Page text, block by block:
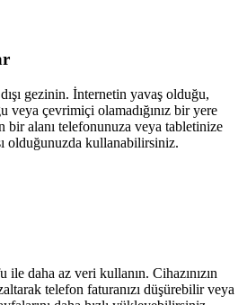
gezinin. İnternetin yavaş olduğu,
veya çevrimiçi olamadığınız bir yere
bir alanı telefonunuza veya tabletinize
olduğunuzda kullanabilirsiniz.
daha az veri kullanın. Cihazınızın
telefon faturanızı düşürebilir veya